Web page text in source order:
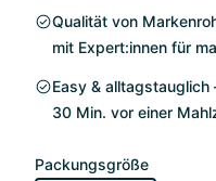
Qualität von
mit Expert:innen für
Easy & alltagstauglich
30 Min. vor einer
Packungsgröße